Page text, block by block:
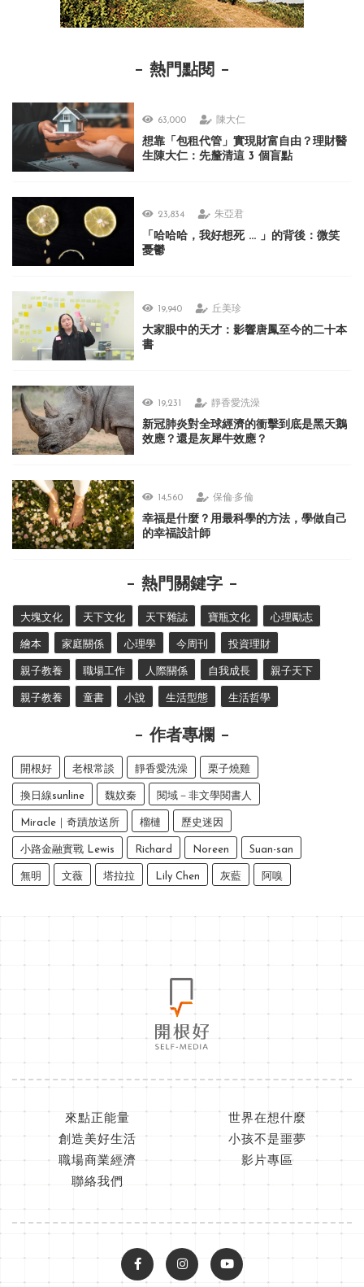
熱門點閱
63,000 陳大仁
想靠「包租代管」實現財富自由？理財醫
生陳大仁：先釐清這 3 個盲點
23,834 朱亞君
「哈哈哈，我好想死 ... 」的背後：微笑
憂鬱
19,940 丘美珍
大家眼中的天才：影響唐鳳至今的二十本
書
19,231 靜香愛洗澡
新冠肺炎對全球經濟的衝擊到底是黑天鵝
效應？還是灰犀牛效應？
14,560 保倫·多倫
幸福是什麼？用最科學的方法，學做自己
的幸福設計師
熱門關鍵字
大塊文化 天下文化 天下雜誌 寶瓶文化 心理勵志
繪本 家庭關係 心理學 今周刊 投資理財
親子教養 職場工作 人際關係 自我成長 親子天下
親子教養 童書 小說 生活型態 生活哲學
作者專欄
開根好 老根常談 靜香愛洗澡 栗子燒雞
換日線sunline 魏妏秦 閱域－非文學閱書人
Miracle｜奇蹟放送所 榴槤 歷史迷因
小路金融實戰 Lewis Richard Noreen Suan-san
無明 文薇 塔拉拉 Lily Chen 灰藍 阿嗅
來點正能量
世界在想什麼
創造美好生活
小孩不是噩夢
職場商業經濟
影片專區
聯絡我們